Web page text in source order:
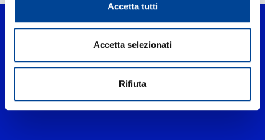
Accetta tutti
Accetta selezionati
Rifiuta